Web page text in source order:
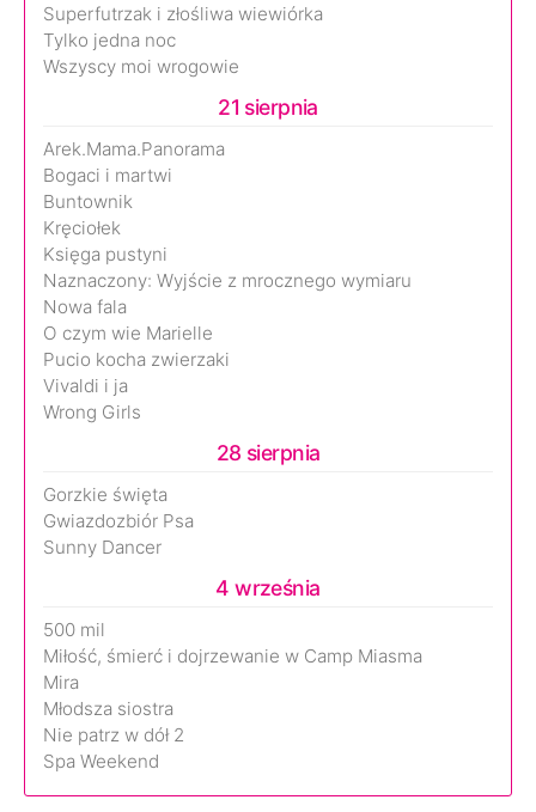
Superfutrzak i złośliwa wiewiórka
Tylko jedna noc
Wszyscy moi wrogowie
21 sierpnia
Arek.Mama.Panorama
Bogaci i martwi
Buntownik
Kręciołek
Księga pustyni
Naznaczony: Wyjście z mrocznego wymiaru
Nowa fala
O czym wie Marielle
Pucio kocha zwierzaki
Vivaldi i ja
Wrong Girls
28 sierpnia
Gorzkie święta
Gwiazdozbiór Psa
Sunny Dancer
4 września
500 mil
Miłość, śmierć i dojrzewanie w Camp Miasma
Mira
Młodsza siostra
Nie patrz w dół 2
Spa Weekend